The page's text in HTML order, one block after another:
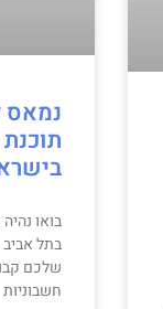
נמאס
בואו
בתל
שלכם
חשבוניות